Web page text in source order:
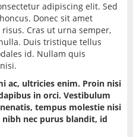
adipiscing elit. Sed
Donec sit amet
Cras ut urna semper,
Duis tristique tellus
id. Nullam quis
ac, ultricies enim. Proin nisi
in orci. Vestibulum
tempus molestie nisi
nec purus blandit, id